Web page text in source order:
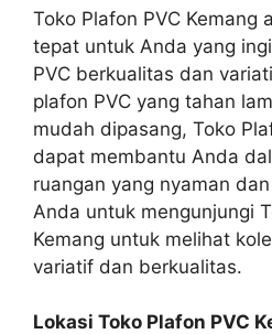
Toko Plafon PVC Kemang
tepat untuk Anda yang
PVC berkualitas dan
plafon PVC yang tahan
mudah dipasang, Toko
dapat membantu Anda
ruangan yang nyaman
Anda untuk mengunjungi
Kemang untuk melihat
variatif dan berkualitas.
Lokasi Toko Plafon PVC